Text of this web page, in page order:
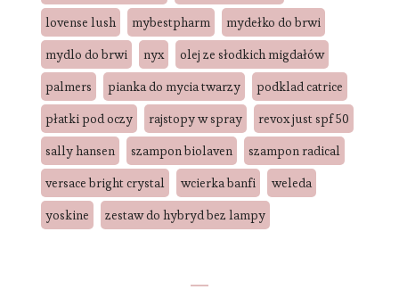
lovense lush
mybestpharm
mydełko do brwi
mydlo do brwi
nyx
olej ze słodkich migdałów
palmers
pianka do mycia twarzy
podklad catrice
płatki pod oczy
rajstopy w spray
revox just spf 50
sally hansen
szampon biolaven
szampon radical
versace bright crystal
wcierka banfi
weleda
yoskine
zestaw do hybryd bez lampy